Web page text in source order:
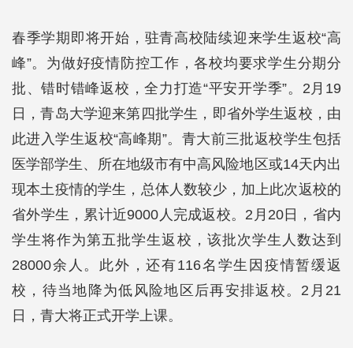
春季学期即将开始，驻青高校陆续迎来学生返校“高
峰”。为做好疫情防控工作，各校均要求学生分期分
批、错时错峰返校，全力打造“平安开学季”。2月19
日，青岛大学迎来第四批学生，即省外学生返校，由
此进入学生返校“高峰期”。青大前三批返校学生包括
医学部学生、所在地级市有中高风险地区或14天内出
现本土疫情的学生，总体人数较少，加上此次返校的
省外学生，累计近9000人完成返校。2月20日，省内
学生将作为第五批学生返校，该批次学生人数达到
28000余人。此外，还有116名学生因疫情暂缓返
校，待当地降为低风险地区后再安排返校。2月21
日，青大将正式开学上课。